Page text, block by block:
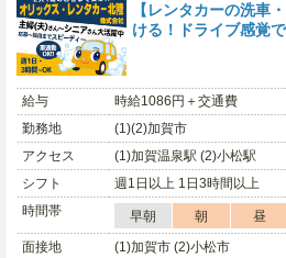
【レンタカーの洗車
ける！ドライブ感覚
給与
時給1086円＋交通費
勤務地
(1)(2)加賀市
アクセス
(1)加賀温泉駅 (2)小松駅
シフト
週1日以上 1日3時間以上
時間帯
早朝 朝 昼
面接地
(1)加賀市 (2)小松市